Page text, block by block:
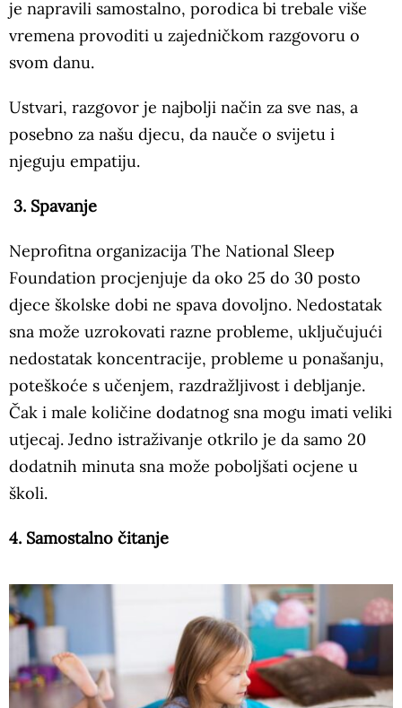
je napravili samostalno, porodica bi trebale više
vremena provoditi u zajedničkom razgovoru o
svom danu.
Ustvari, razgovor je najbolji način za sve nas, a
posebno za našu djecu, da nauče o svijetu i
njeguju empatiju.
3. Spavanje
Neprofitna organizacija The National Sleep
Foundation procjenjuje da oko 25 do 30 posto
djece školske dobi ne spava dovoljno. Nedostatak
sna može uzrokovati razne probleme, uključujući
nedostatak koncentracije, probleme u ponašanju,
poteškoće s učenjem, razdražljivost i debljanje.
Čak i male količine dodatnog sna mogu imati veliki
utjecaj. Jedno istraživanje otkrilo je da samo 20
dodatnih minuta sna može poboljšati ocjene u
školi.
4. Samostalno čitanje